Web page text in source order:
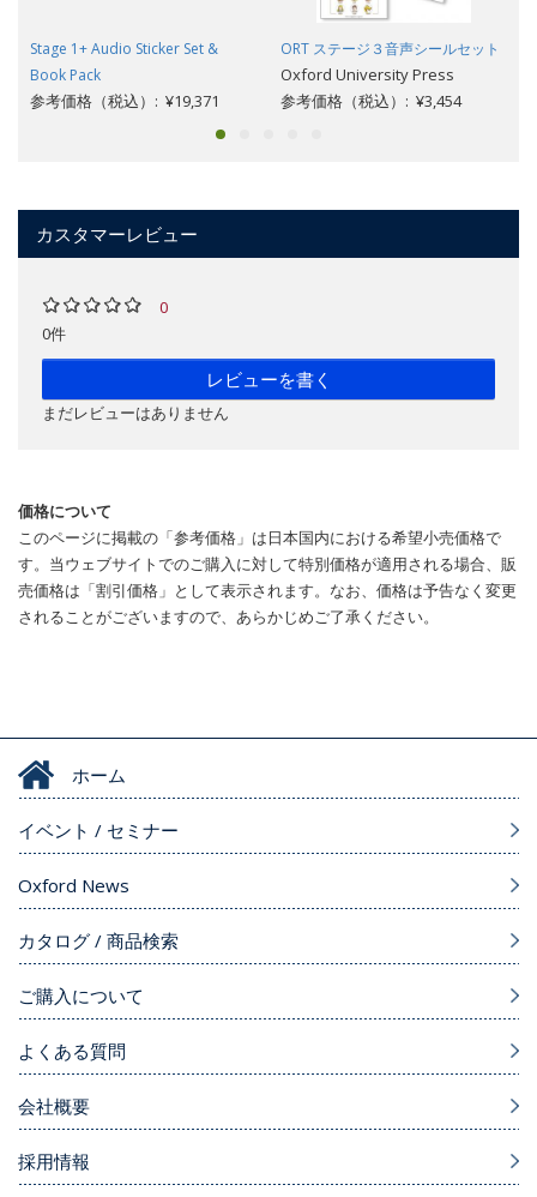
Stage 1+ Audio Sticker Set &
Book Pack
参考価格（税込）: ¥19,371
ORT ステージ３音声シールセット
Oxford University Press
参考価格（税込）: ¥3,454
カスタマーレビュー
0
0件
レビューを書く
まだレビューはありません
価格について
このページに掲載の「参考価格」は日本国内における希望小売価格で
す。当ウェブサイトでのご購入に対して特別価格が適用される場合、販
売価格は「割引価格」として表示されます。なお、価格は予告なく変更
されることがございますので、あらかじめご了承ください。
ホーム
イベント / セミナー
Oxford News
カタログ / 商品検索
ご購入について
よくある質問
会社概要
採用情報